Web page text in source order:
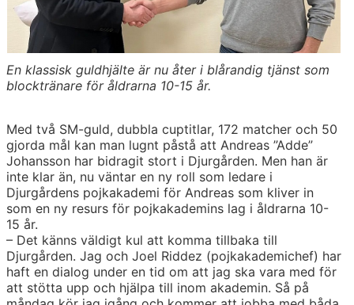
En klassisk guldhjälte är nu åter i blårandig tjänst som
blocktränare för åldrarna 10-15 år.
Med två SM-guld, dubbla cuptitlar, 172 matcher och 50
gjorda mål kan man lugnt påstå att Andreas ”Adde”
Johansson har bidragit stort i Djurgården. Men han är
inte klar än, nu väntar en ny roll som ledare i
Djurgårdens pojkakademi för Andreas som kliver in
som en ny resurs för pojkakademins lag i åldrarna 10-
15 år.
– Det känns väldigt kul att komma tillbaka till
Djurgården. Jag och Joel Riddez (pojkakademichef) har
haft en dialog under en tid om att jag ska vara med för
att stötta upp och hjälpa till inom akademin. Så på